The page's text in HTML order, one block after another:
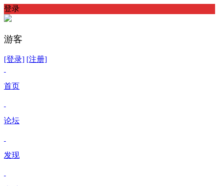
登录
游客
[登录] [注册]
首页
论坛
发现